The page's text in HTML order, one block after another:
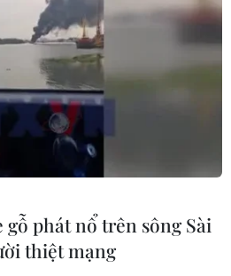
cướp xe tải, đâm vào
đến địa phận thị trấn Phước
Phước, tên cướp bất ngờ
phát nổ trên sông Sài
thiệt mạng